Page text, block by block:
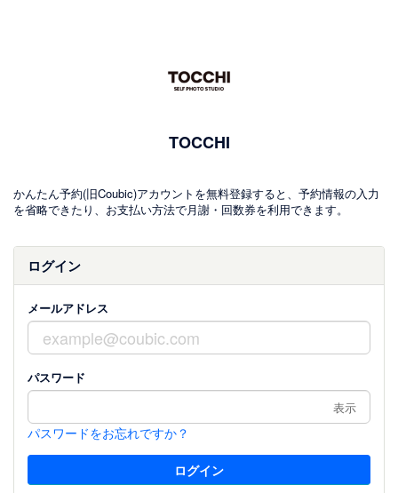
TOCCHI
かんたん予約(旧Coubic)アカウントを無料登録すると、予約情報の入力
を省略できたり、お支払い方法で月謝・回数券を利用できます。
ログイン
メールアドレス
パスワード
表示
パスワードをお忘れですか？